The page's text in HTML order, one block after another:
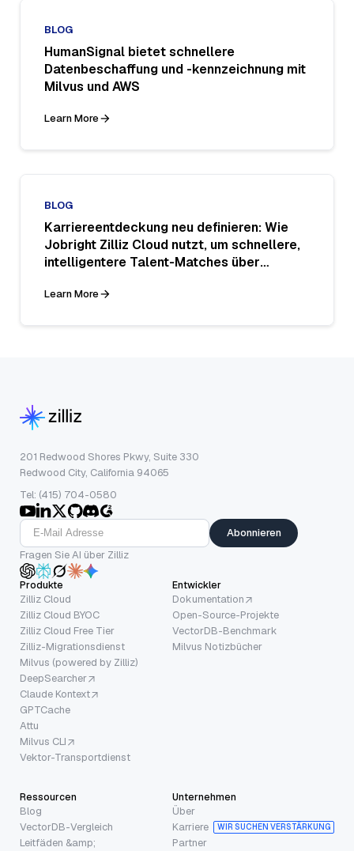
BLOG
HumanSignal bietet schnellere
Datenbeschaffung und -kennzeichnung mit
Milvus und AWS
Learn More
BLOG
Karriereentdeckung neu definieren: Wie
Jobright Zilliz Cloud nutzt, um schnellere,
intelligentere Talent-Matches über
Learn More
201 Redwood Shores Pkwy, Suite 330
Redwood City, California 94065
Tel: (415) 704-0580
Abonnieren
Fragen Sie AI über Zilliz
Produkte
Zilliz Cloud
Zilliz Cloud BYOC
Zilliz Cloud Free Tier
Zilliz-Migrationsdienst
Milvus (powered by Zilliz)
DeepSearcher
Claude Kontext
GPTCache
Attu
Milvus CLI
Vektor-Transportdienst
Entwickler
Dokumentation
Open-Source-Projekte
VectorDB-Benchmark
Milvus Notizbücher
Ressourcen
Blog
VectorDB-Vergleich
Leitfäden &amp;
Unternehmen
Über
Karriere
WIR SUCHEN VERSTÄRKUNG
Partner